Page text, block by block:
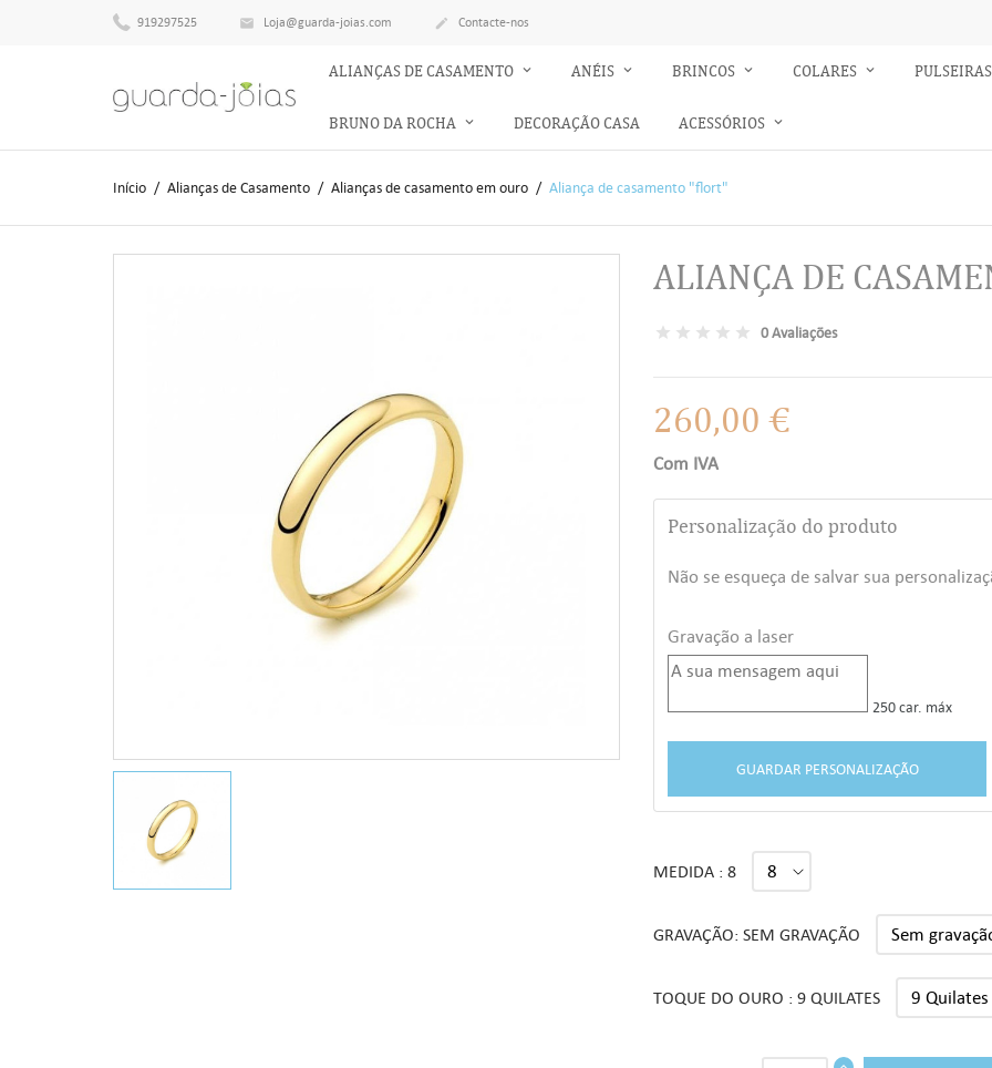
919297525  Loja@guarda-joias.com  Contacte-nos
ALIANÇAS DE CASAMENTO ANÉIS BRINCOS COLARES
BRUNO DA ROCHA DECORAÇÃO CASA ACESSÓRIOS
Início Alianças de Casamento Alianças de casamento em ouro Aliança de casamento "flort"
ALIANÇA DE
0 Avaliações
260,00 €
Com IVA
Personalização do produto
Não se esqueça de salvar sua
Gravação a laser
250 car. máx
GUARDAR PERSONALIZAÇÃO
MEDIDA : 8
GRAVAÇÃO: SEM GRAVAÇÃO
TOQUE DO OURO : 9 QUILATES